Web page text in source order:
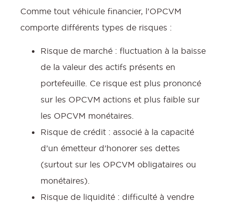
Comme tout véhicule financier, l’OPCVM
comporte différents types de risques :
Risque de marché : fluctuation à la baisse
de la valeur des actifs présents en
portefeuille. Ce risque est plus prononcé
sur les OPCVM actions et plus faible sur
les OPCVM monétaires.
Risque de crédit : associé à la capacité
d’un émetteur d’honorer ses dettes
(surtout sur les OPCVM obligataires ou
monétaires).
Risque de liquidité : difficulté à vendre